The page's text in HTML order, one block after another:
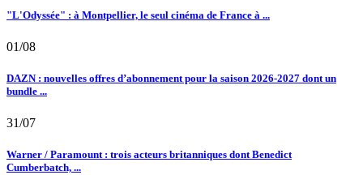
"L'Odyssée" : à Montpellier, le seul cinéma de France à ...
01/08
DAZN : nouvelles offres d’abonnement pour la saison 2026-2027 dont un
bundle ...
31/07
Warner / Paramount : trois acteurs britanniques dont Benedict
Cumberbatch, ...